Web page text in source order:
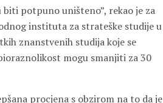
potpuno uništeno”, rekao je za
instituta za strateške studije u
znanstvenih studija koje se
mogu smanjiti za 30
procjena s obzirom na to da je